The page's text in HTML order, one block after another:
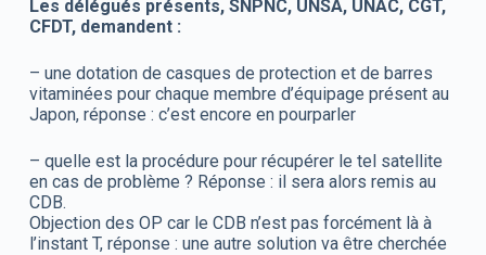
Les délégués présents, SNPNC, UNSA, UNAC, CGT,
CFDT, demandent :
– une dotation de casques de protection et de barres
vitaminées pour chaque membre d’équipage présent au
Japon, réponse : c’est encore en pourparler
– quelle est la procédure pour récupérer le tel satellite
en cas de problème ? Réponse : il sera alors remis au
CDB.
Objection des OP car le CDB n’est pas forcément là à
l’instant T, réponse : une autre solution va être cherchée